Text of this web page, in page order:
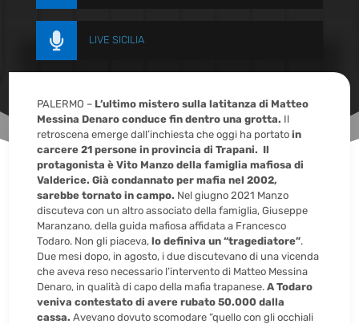
 LIVE SICILIA
PALERMO – L’ultimo mistero sulla latitanza di Matteo
Messina Denaro conduce fin dentro una grotta. Il
retroscena emerge dall’inchiesta che oggi ha portatoin
carcere 21 persone in provincia di Trapani. Il
protagonista è Vito Manzo della famiglia mafiosa di
Valderice. Già condannato per mafia nel 2002,
sarebbe tornato in campo. Nel giugno 2021 Manzo
discuteva con un altro associato della famiglia, Giuseppe
Maranzano, della guida mafiosa affidata a Francesco
Todaro. Non gli piaceva, lo definiva un “tragediatore”.
Due mesi dopo, in agosto, i due discutevano di una vicenda
che aveva reso necessario l’intervento di Matteo Messina
Denaro, in qualità di capo della mafia trapanese.A Todaro
veniva contestato di avere rubato 50.000 dalla
cassa. Avevano dovuto scomodare “quello con gli occhiali